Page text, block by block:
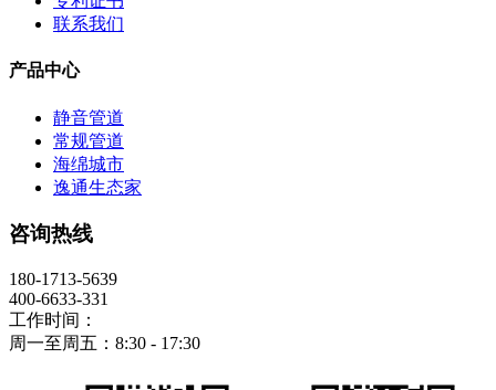
联系我们
产品中心
静音管道
常规管道
海绵城市
逸通生态家
咨询热线
180-1713-5639
400-6633-331
工作时间：
周一至周五：8:30 - 17:30